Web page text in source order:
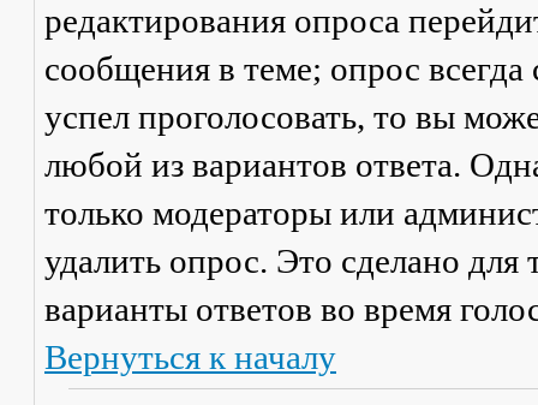
редактирования опроса
сообщения в теме; опрос
успел проголосовать, то вы
любой из вариантов ответа.
только модераторы или
удалить опрос. Это сделано для
варианты ответов во время
Вернуться к началу